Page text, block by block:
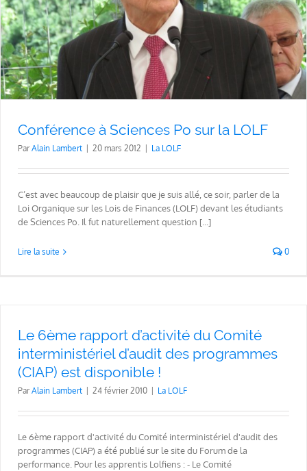
Conférence à Sciences Po sur la LOLF
ParAlain Lambert 20 mars 2012 La LOLF
C’est avec beaucoup de plaisir que je suis allé, ce soir, parler de la
Loi Organique sur les Lois de Finances (LOLF) devant les étudiants
de Sciences Po. Il fut naturellement question [...]
Lire la suite 0
Le 6ème rapport d’activité du Comité
interministériel d’audit des programmes
(CIAP) est disponible !
ParAlain Lambert 24 février 2010 La LOLF
Le 6ème rapport d'activité du Comité interministériel d'audit des
programmes (CIAP) a été publié sur le site du Forum de la
performance. Pour les apprentis Lolfiens : - Le Comité